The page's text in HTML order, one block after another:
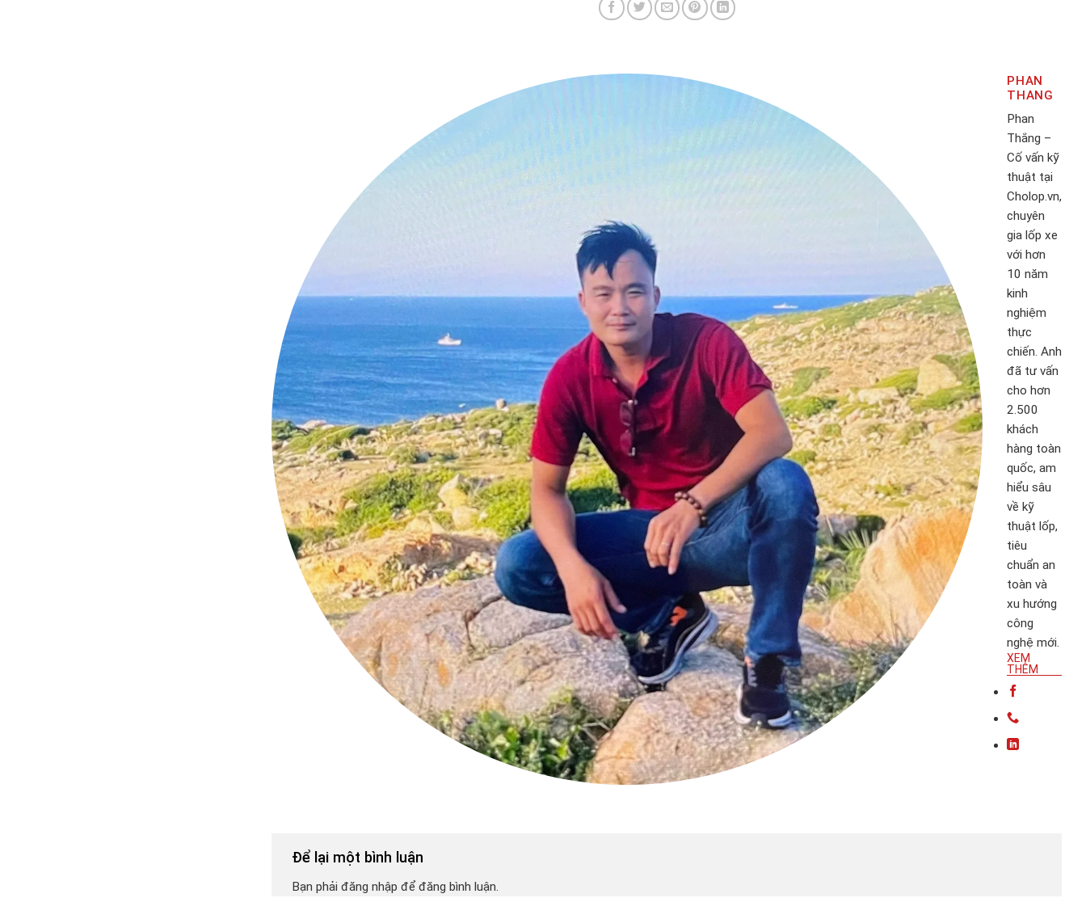
PHAN
THANG
Phan
Thắng –
Cố vấn kỹ
thuật tại
Cholop.vn,
chuyên
gia lốp xe
với hơn
10 năm
kinh
nghiệm
thực
chiến. Anh
đã tư vấn
cho hơn
2.500
khách
hàng toàn
quốc, am
hiểu sâu
về kỹ
thuật lốp,
tiêu
chuẩn an
toàn và
xu hướng
công
nghệ mới.
XEM
THÊM
Để lại một bình luận
Bạn phải đăng nhập để đăng bình luận.